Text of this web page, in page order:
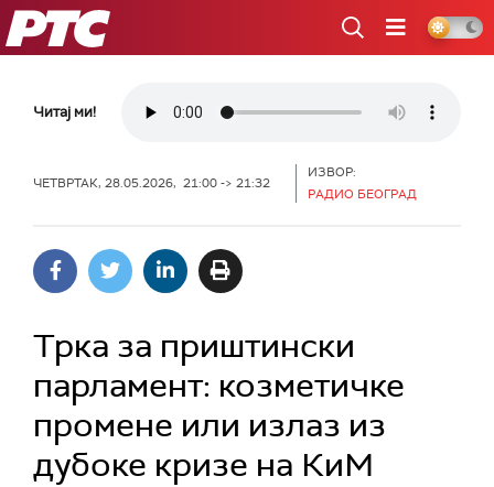
РТС
Читај ми!
ЧЕТВРТАК, 28.05.2026, 21:00 -> 21:32
ИЗВОР:
РАДИО БЕОГРАД
Трка за приштински
парламент: козметичке
промене или излаз из
дубоке кризе на КиМ